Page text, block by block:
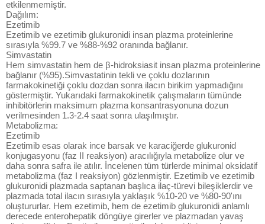
etkilenmemiştir.
Dağılım:
Ezetimib
Ezetimib ve ezetimib glukuronidi insan plazma proteinlerine
sırasıyla %99.7 ve %88-%92 oranında bağlanır.
Simvastatin
Hem simvastatin hem de β-hidroksiasit insan plazma proteinlerine
bağlanır (%95).Simvastatinin tekli ve çoklu dozlarının
farmakokinetiği çoklu dozdan sonra ilacın birikim yapmadığını
göstermiştir. Yukarıdaki farmakokinetik çalışmaların tümünde
inhibitörlerin maksimum plazma konsantrasyonuna dozun
verilmesinden 1.3-2.4 saat sonra ulaşılmıştır.
Metabolizma:
Ezetimib
Ezetimib esas olarak ince barsak ve karaciğerde glukuronid
konjugasyonu (faz II reaksiyon) aracılığıyla metabolize olur ve
daha sonra safra ile atılır. İncelenen tüm türlerde minimal oksidatif
metabolizma (faz I reaksiyon) gözlenmiştir. Ezetimib ve ezetimib
glukuronidi plazmada saptanan başlıca ilaç-türevi bileşiklerdir ve
plazmada total ilacın sırasıyla yaklaşık %10-20 ve %80-90'ını
oluştururlar. Hem ezetimib, hem de ezetimib glukuronidi anlamlı
derecede enterohepatik döngüye girerler ve plazmadan yavaş